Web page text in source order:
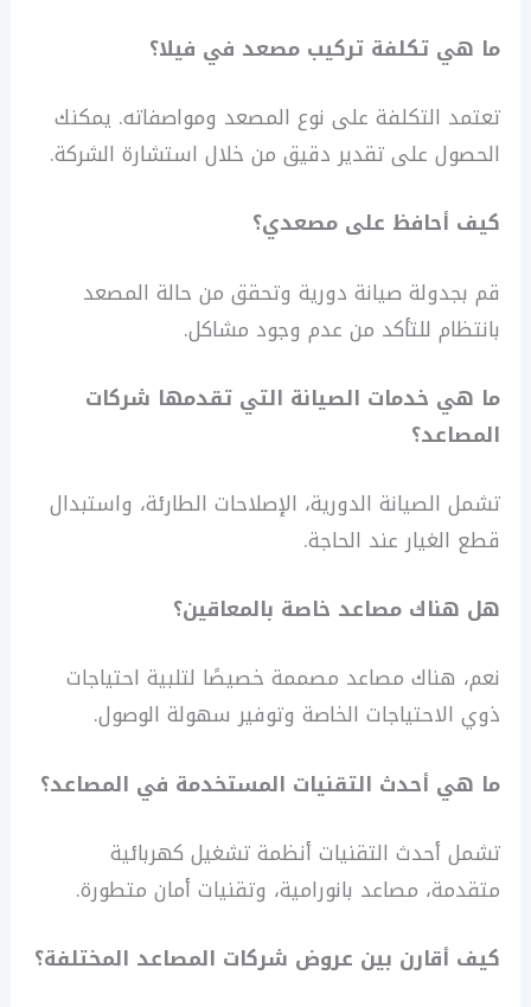
ما هي تكلفة تركيب مصعد في فيلا؟
تعتمد التكلفة على نوع المصعد ومواصفاته. يمكنك
الحصول على تقدير دقيق من خلال استشارة الشركة.
كيف أحافظ على مصعدي؟
قم بجدولة صيانة دورية وتحقق من حالة المصعد
بانتظام للتأكد من عدم وجود مشاكل.
ما هي خدمات الصيانة التي تقدمها شركات
المصاعد؟
تشمل الصيانة الدورية، الإصلاحات الطارئة، واستبدال
قطع الغيار عند الحاجة.
هل هناك مصاعد خاصة بالمعاقين؟
نعم، هناك مصاعد مصممة خصيصًا لتلبية احتياجات
ذوي الاحتياجات الخاصة وتوفير سهولة الوصول.
ما هي أحدث التقنيات المستخدمة في المصاعد؟
تشمل أحدث التقنيات أنظمة تشغيل كهربائية
متقدمة، مصاعد بانورامية، وتقنيات أمان متطورة.
كيف أقارن بين عروض شركات المصاعد المختلفة؟